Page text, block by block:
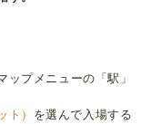
ップメニューの「駅」
ト） を選んで入場する